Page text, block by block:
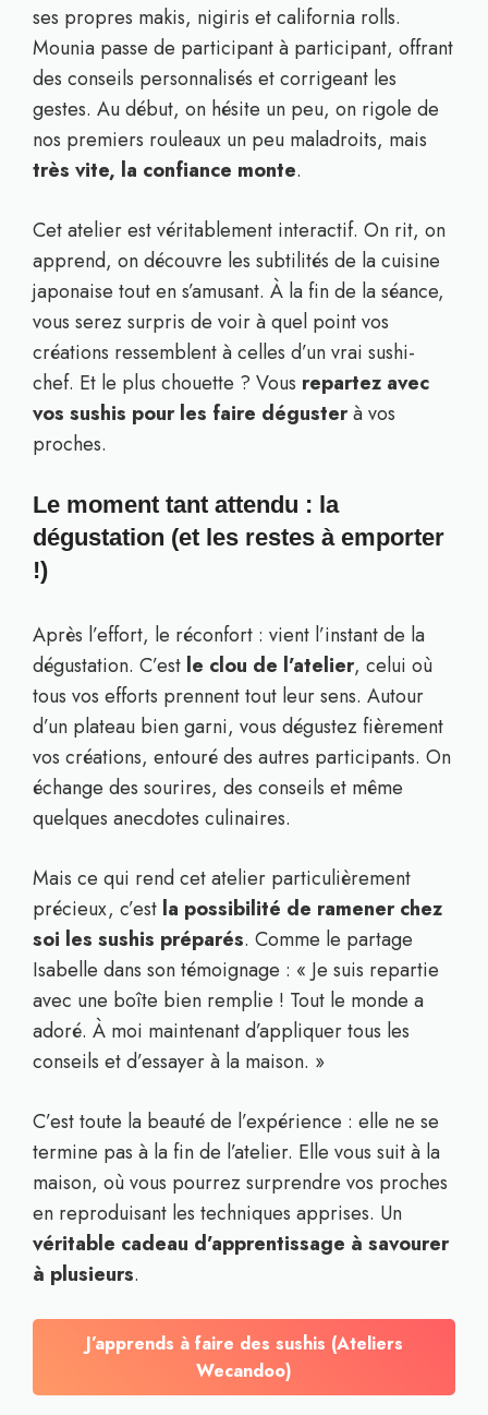
ses propres makis, nigiris et california rolls.
Mounia passe de participant à participant, offrant
des conseils personnalisés et corrigeant les
gestes. Au début, on hésite un peu, on rigole de
nos premiers rouleaux un peu maladroits, mais
très vite, la confiance monte.
Cet atelier est véritablement interactif. On rit, on
apprend, on découvre les subtilités de la cuisine
japonaise tout en s’amusant. À la fin de la séance,
vous serez surpris de voir à quel point vos
créations ressemblent à celles d’un vrai sushi-
chef. Et le plus chouette ? Vous repartez avec
vos sushis pour les faire dégusterà vos
proches.
Le moment tant attendu : la
dégustation (et les restes à emporter
!)
Après l’effort, le réconfort : vient l’instant de la
dégustation. C’est le clou de l’atelier, celui où
tous vos efforts prennent tout leur sens. Autour
d’un plateau bien garni, vous dégustez fièrement
vos créations, entouré des autres participants. On
échange des sourires, des conseils et même
quelques anecdotes culinaires.
Mais ce qui rend cet atelier particulièrement
précieux, c’est la possibilité de ramener chez
soi les sushis préparés. Comme le partage
Isabelle dans son témoignage : « Je suis repartie
avec une boîte bien remplie ! Tout le monde a
adoré. À moi maintenant d’appliquer tous les
conseils et d’essayer à la maison. »
C’est toute la beauté de l’expérience : elle ne se
termine pas à la fin de l’atelier. Elle vous suit à la
maison, où vous pourrez surprendre vos proches
en reproduisant les techniques apprises. Un
véritable cadeau d’apprentissage à savourer
à plusieurs.
J’apprends à faire des sushis (Ateliers
Wecandoo)